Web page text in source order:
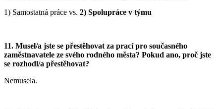
1) Samostatná práce vs. 2) Spolupráce v týmu
11. Musel/a jste se přestěhovat za prací pro současného
zaměstnavatele ze svého rodného města? Pokud ano, proč jste
se rozhodl/a přestěhovat?
Nemusela.